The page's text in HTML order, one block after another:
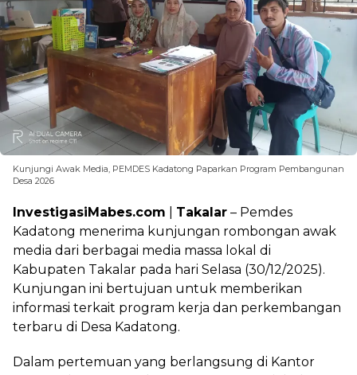
Kunjungi Awak Media, PEMDES Kadatong Paparkan Program Pembangunan
Desa 2026
InvestigasiMabes.com Takalar – Pemdes
Kadatong menerima kunjungan rombongan awak
media dari berbagai media massa lokal di
Kabupaten Takalar pada hari Selasa (30/12/2025).
Kunjungan ini bertujuan untuk memberikan
informasi terkait program kerja dan perkembangan
terbaru di Desa Kadatong.
Dalam pertemuan yang berlangsung di Kantor